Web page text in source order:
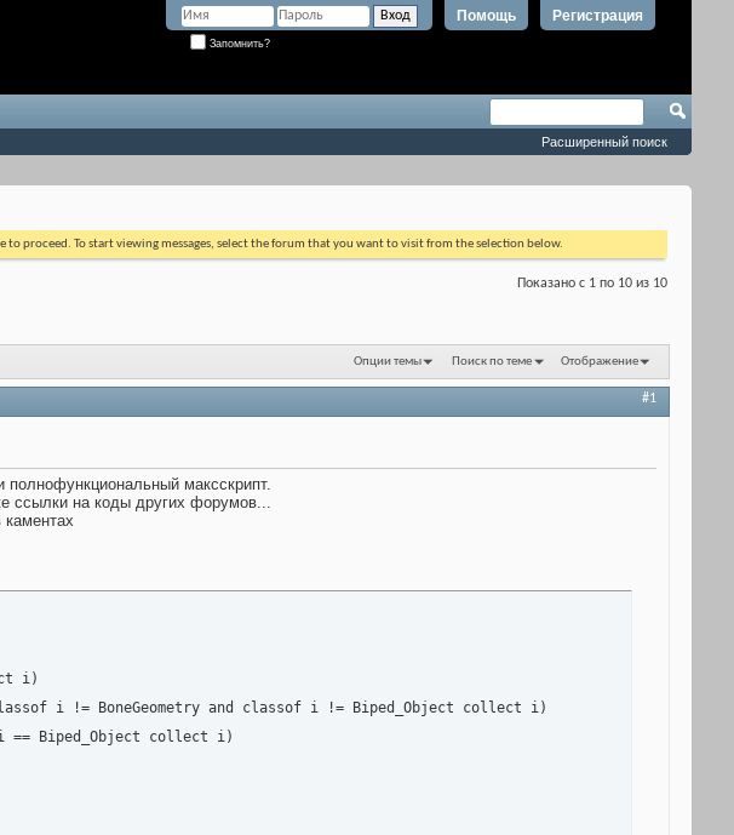
Регистрация
Помощь
Запомнить?
Расширенный поиск
to proceed. To start viewing messages, select the forum that you want to visit from the selection below.
Показано с 1 по 10 из 10
Опции темы Поиск по теме Отображение
#1
максскрипт.
ссылки на коды других форумов...
i)
i != BoneGeometry and classof i != Biped_Object collect i)
== Biped_Object collect i)